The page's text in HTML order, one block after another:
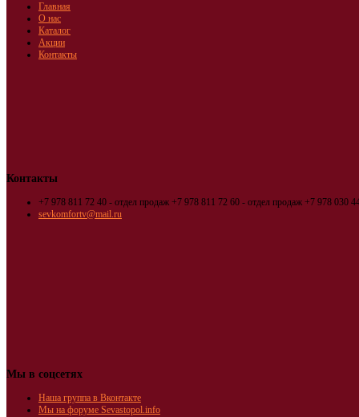
Главная
О нас
Каталог
Акции
Контакты
Контакты
+7 978 811 72 40 - отдел продаж +7 978 811 72 60 - отдел продаж +7 978 030
sevkomfortv@mail.ru
Мы в соцсетях
Наша группа в Вконтакте
Мы на форуме Sevastopol.info